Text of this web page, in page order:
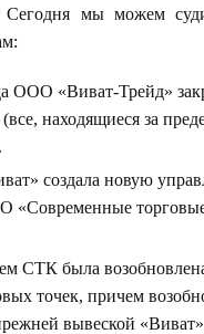
Сегодня мы можем
ООО «Виват-Трейд»
находящиеся за
создала новую
«Современные
СТК была
точек, причем
вывеской